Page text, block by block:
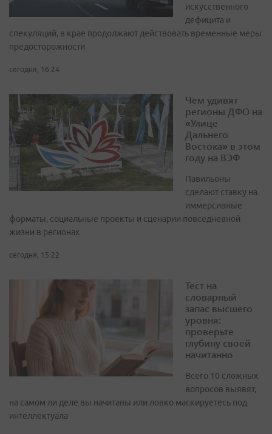
искусственного
дефицита и
спекуляций, в крае продолжают действовать временные меры
предосторожности
сегодня, 16:24
Чем удивят
регионы ДФО на
«Улице
Дальнего
Востока» в этом
году на ВЭФ
Павильоны
сделают ставку на
иммерсивные
форматы, социальные проекты и сценарии повседневной
жизни в регионах
сегодня, 15:22
Тест на
словарный
запас высшего
уровня:
проверьте
глубину своей
начитанно
Всего 10 сложных
вопросов выявят,
на самом ли деле вы начитаны или ловко маскируетесь под
интеллектуала